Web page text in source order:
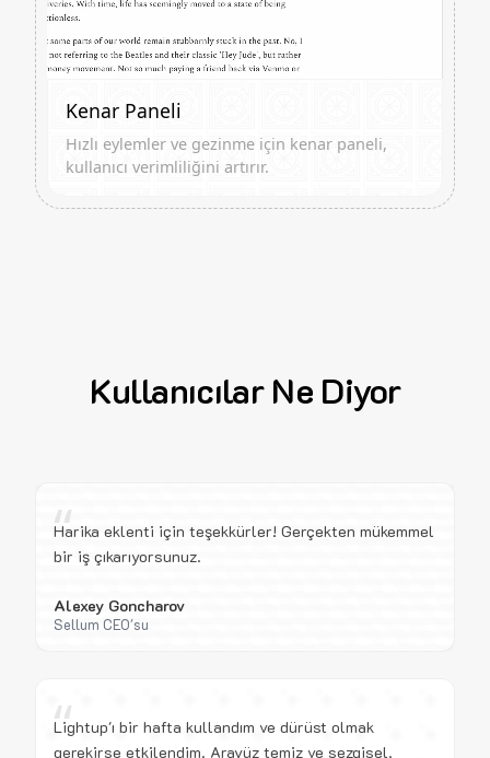
Kenar Paneli
Hızlı eylemler ve gezinme için kenar paneli,
kullanıcı verimliliğini artırır.
Kullanıcılar Ne Diyor
“
Harika eklenti için teşekkürler! Gerçekten mükemmel
bir iş çıkarıyorsunuz.
Alexey Goncharov
Sellum CEO'su
“
Lightup'ı bir hafta kullandım ve dürüst olmak
gerekirse etkilendim. Arayüz temiz ve sezgisel.